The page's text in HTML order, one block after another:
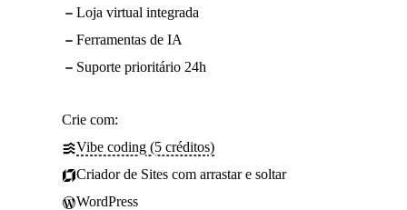
Loja virtual integrada
Ferramentas de IA
Suporte prioritário 24h
Crie com:
Vibe coding (5 créditos)
Criador de Sites com arrastar e soltar
WordPress